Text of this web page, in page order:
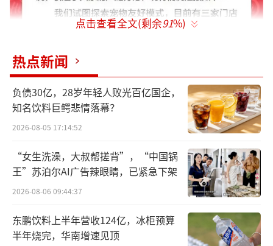
点击查看全文(剩余91%)
热点新闻
负债30亿，28岁年轻人败光百亿国企，
知名饮料巨鳄悲情落幕？
2026-08-05 17:14:52
“女生洗澡，大叔帮搓背”，“中国锅
王”苏泊尔AI广告辣眼睛，已紧急下架
2026-08-06 09:44:37
东鹏饮料上半年营收124亿，冰柜预算
半年烧完，华南增速见顶